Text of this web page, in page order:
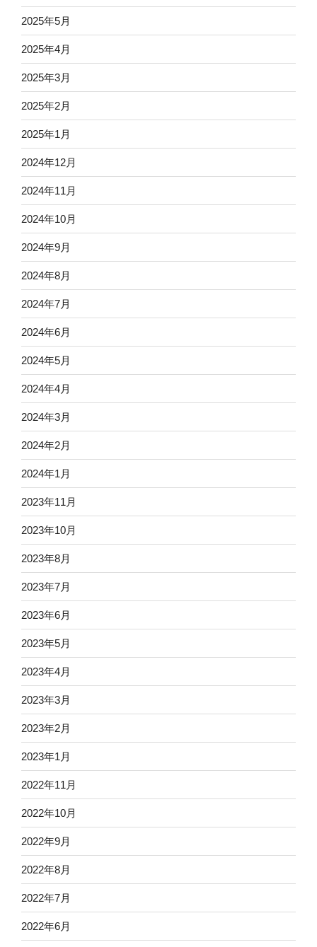
2025年5月
2025年4月
2025年3月
2025年2月
2025年1月
2024年12月
2024年11月
2024年10月
2024年9月
2024年8月
2024年7月
2024年6月
2024年5月
2024年4月
2024年3月
2024年2月
2024年1月
2023年11月
2023年10月
2023年8月
2023年7月
2023年6月
2023年5月
2023年4月
2023年3月
2023年2月
2023年1月
2022年11月
2022年10月
2022年9月
2022年8月
2022年7月
2022年6月